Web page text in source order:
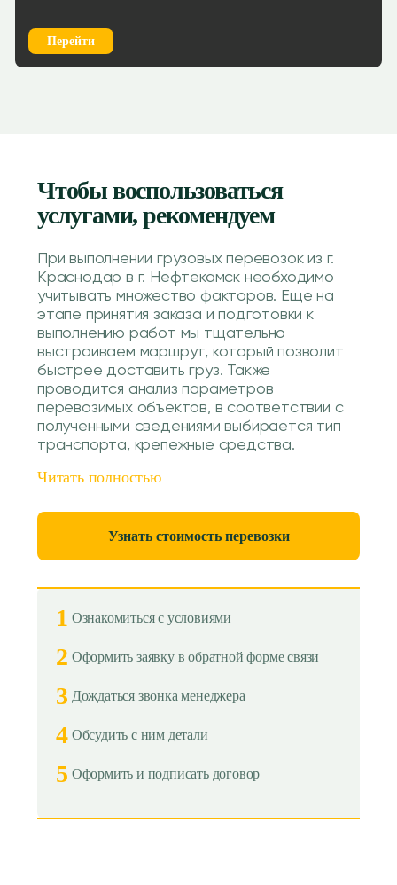
Перейти
Чтобы воспользоваться
услугами, рекомендуем
При выполнении грузовых перевозок из г.
Краснодар в г. Нефтекамск необходимо
учитывать множество факторов. Еще на
этапе принятия заказа и подготовки к
выполнению работ мы тщательно
выстраиваем маршрут, который позволит
быстрее доставить груз. Также
проводится анализ параметров
перевозимых объектов, в соответствии с
полученными сведениями выбирается тип
транспорта, крепежные средства.
Читать полностью
Узнать стоимость перевозки
1 Ознакомиться с условиями
2 Оформить заявку в обратной форме связи
3 Дождаться звонка менеджера
4 Обсудить с ним детали
5 Оформить и подписать договор